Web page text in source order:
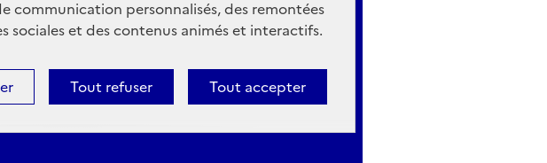
communication personnalisés, des remontées
sociales et des contenus animés et interactifs.
Tout accepter
Tout refuser